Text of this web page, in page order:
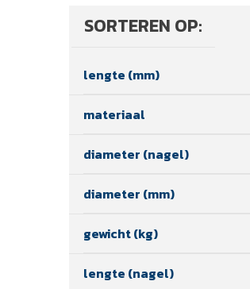
SORTEREN OP:
lengte (mm)
materiaal
diameter (nagel)
diameter (mm)
gewicht (kg)
lengte (nagel)